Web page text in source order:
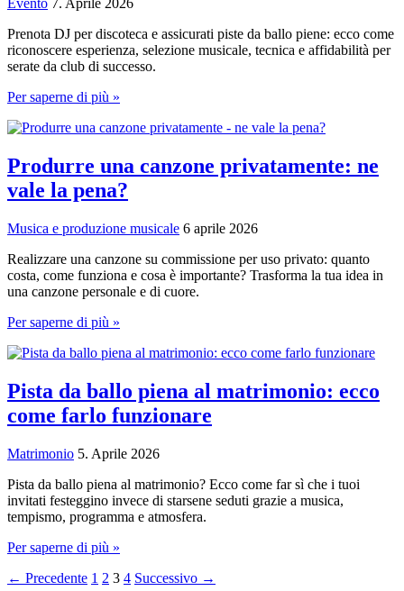
Evento 7. Aprile 2026
Prenota DJ per discoteca e assicurati piste da ballo piene: ecco come
riconoscere esperienza, selezione musicale, tecnica e affidabilità per
serate da club di successo.
Prenotare
DJ
discoteca
–
cosa
da
Per saperne di più »
Produrre una canzone privatamente: ne
vale la pena?
Musica e produzione musicale 6 aprile 2026
Realizzare una canzone su commissione per uso privato: quanto
costa, come funziona e cosa è importante? Trasforma la tua idea in
una canzone personale e di cuore.
Produrre
canzone
ne
vale
la
Per saperne di più »
Pista da ballo piena al matrimonio: ecco
come farlo funzionare
Matrimonio 5. Aprile 2026
Pista da ballo piena al matrimonio? Ecco come far sì che i tuoi
invitati festeggino invece di starsene seduti grazie a musica,
tempismo, programma e atmosfera.
Pista
ballo
Per saperne di più »
← Precedente 1 2 3 4 Successivo →